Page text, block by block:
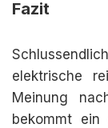
Fazit
elektrische
Meinung
bekommt